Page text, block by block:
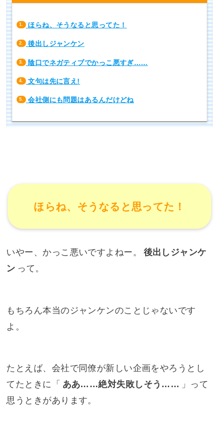
1. ほらね、そうなると思ってた！
2. 後出しジャンケン
3. 陰口でネガティブでかっこ悪すぎ……
4. 文句は先に言え!
5. 会社側にも問題はあるんだけどね
ほらね、そうなると思ってた！
いやー、かっこ悪いですよねー。
後出しジャンケ
ン って。
もちろん本当のジャンケンのことじゃないです
よ。
たとえば、会社で同僚が新しい企画をやろうとし
てたときに「 ああ……絶対失敗しそう…… 」って
思うときがあります。